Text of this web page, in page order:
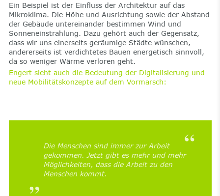
Ein Beispiel ist der Einfluss der Architektur auf das
Mikroklima. Die Höhe und Ausrichtung sowie der Abstand
der Gebäude untereinander bestimmen Wind und
Sonneneinstrahlung. Dazu gehört auch der Gegensatz,
dass wir uns einerseits geräumige Städte wünschen,
andererseits ist verdichtetes Bauen energetisch sinnvoll,
da so weniger Wärme verloren geht.
Engert sieht auch die Bedeutung der Digitalisierung und
neue Mobilitätskonzepte auf dem Vormarsch:
Die Menschen sind immer zur Arbeit
gekommen. Jetzt gibt es mehr und mehr
Möglichkeiten, dass die Arbeit zu den
Menschen kommt.